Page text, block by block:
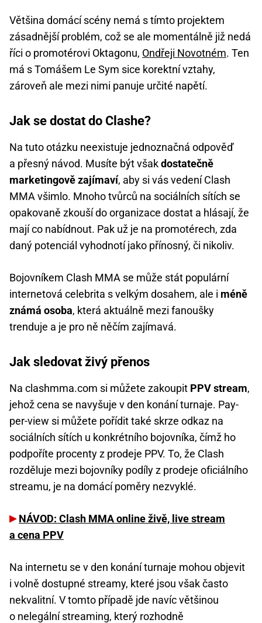
Většina domácí scény nemá s tímto projektem
zásadnější problém, což se ale momentálně již nedá
říci o promotérovi Oktagonu, Ondřeji Novotném. Ten
má s Tomášem Le Sym sice korektní vztahy,
zároveň ale mezi nimi panuje určité napětí.
Jak se dostat do Clashe?
Na tuto otázku neexistuje jednoznačná odpověď
a přesný návod. Musíte být všakdostatečně
marketingově zajímaví, aby si vás vedení Clash
MMA všimlo. Mnoho tvůrců na sociálních sítích se
opakovaně zkouší do organizace dostat a hlásají, že
mají co nabídnout. Pak už je na promotérech, zda
daný potenciál vyhodnotí jako přínosný, či nikoliv.
Bojovníkem Clash MMA se může stát populární
internetová celebrita s velkým dosahem, ale i méně
známá osoba, která aktuálně mezi fanoušky
trenduje a je pro ně něčím zajímavá.
Jak sledovat živý přenos
Na clashmma.com si můžete zakoupit PPV stream,
jehož cena se navyšuje v den konání turnaje. Pay-
per-view si můžete pořídit také skrze odkaz na
sociálních sítích u konkrétního bojovníka, čímž ho
podpoříte procenty z prodeje PPV. To, že Clash
rozděluje mezi bojovníky podíly z prodeje oficiálního
streamu, je na domácí poměry nezvyklé.
NÁVOD: Clash MMA online živě, live stream
a cena PPV
Na internetu se v den konání turnaje mohou objevit
i volně dostupné streamy, které jsou však často
nekvalitní. V tomto případě jde navíc většinou
o nelegální streaming, který rozhodně